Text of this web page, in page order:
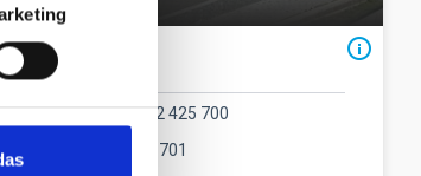
Contacto
Teléfono
(34) 922 425 700
(34) 922 425 701